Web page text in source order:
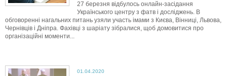
27 березня відбулось онлайн-засідання
Українського центру з фатв і досліджень. В
обговоренні нагальних питань узяли участь імами з Києва, Вінниці, Львова,
Чернівців і Дніпра. Фахівці з шаріату зібралися, щоб домовитися про
організаційні моменти...
01.04.2020